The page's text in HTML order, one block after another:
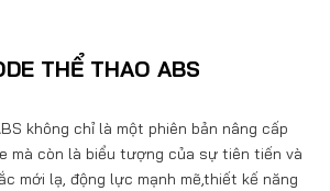
THỂ THAO ABS
không chỉ là một phiên bản nâng cấp
mà còn là biểu tượng của sự tiên tiến và
mới lạ, động lực mạnh mẽ,thiết kế năng